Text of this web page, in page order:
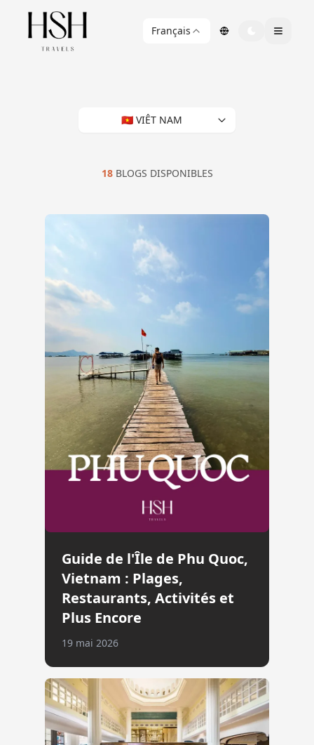
Français
🇻🇳 VIÊT NAM
18BLOGS DISPONIBLES
Guide de l'Île de Phu Quoc,
Vietnam : Plages,
Restaurants, Activités et
Plus Encore
19 mai 2026